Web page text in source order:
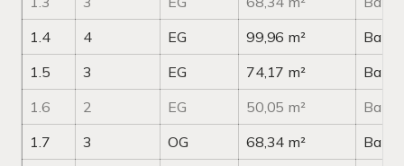
1.4
4 EG 99,96 m²
1.5
3 EG 74,17 m²
1.6
2 EG 50,05 m²
1.7
3 OG 68,34 m²